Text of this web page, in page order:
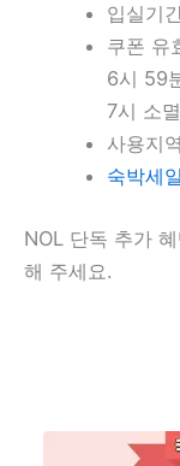
입실기
쿠폰 유
6시 59
7시 소
사용지
숙박세
NOL 단독 추가
해 주세요.